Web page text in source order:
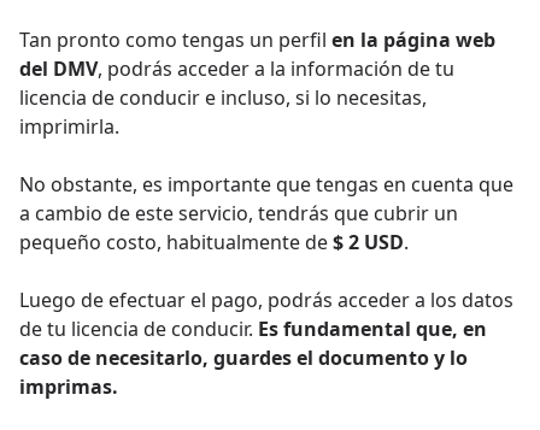
Tan pronto como tengas un perfil en la página web
del DMV, podrás acceder a la información de tu
licencia de conducir e incluso, si lo necesitas,
imprimirla.
No obstante, es importante que tengas en cuenta que
a cambio de este servicio, tendrás que cubrir un
pequeño costo, habitualmente de$ 2 USD.
Luego de efectuar el pago, podrás acceder a los datos
de tu licencia de conducir. Es fundamental que, en
caso de necesitarlo, guardes el documento y lo
imprimas.